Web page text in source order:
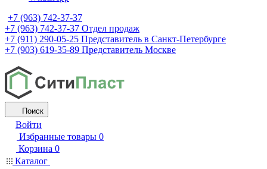
+7 (963) 742-37-37
+7 (963) 742-37-37 Отдел продаж
+7 (911) 290-05-25 Представитель в Санкт-Петербурге
+7 (903) 619-35-89 Представитель Москве
Поиск
Войти
Избранные товары 0
Корзина 0
Каталог